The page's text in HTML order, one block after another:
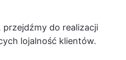
do realizacji
lojalność klientów.